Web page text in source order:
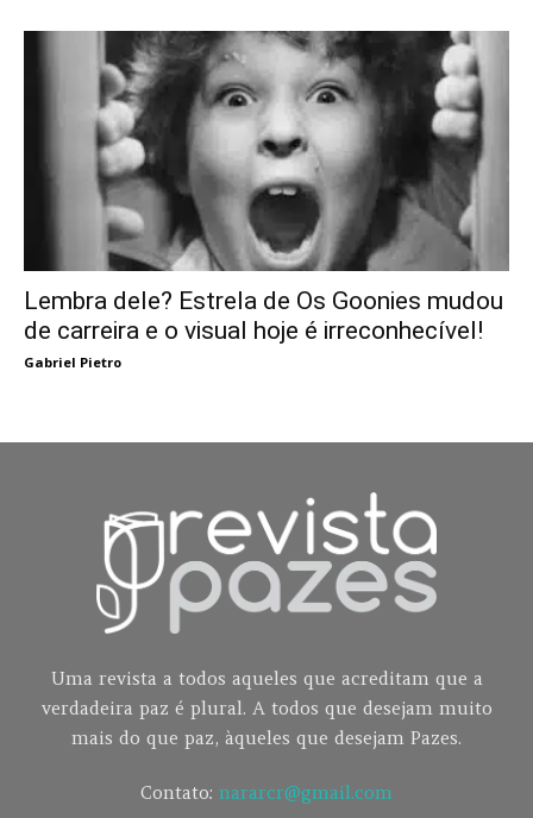
Lembra dele? Estrela de Os Goonies mudou
de carreira e o visual hoje é irreconhecível!
Gabriel Pietro
Uma revista a todos aqueles que acreditam que a
verdadeira paz é plural. A todos que desejam muito
mais do que paz, àqueles que desejam Pazes.
Contato: nararcr@gmail.com